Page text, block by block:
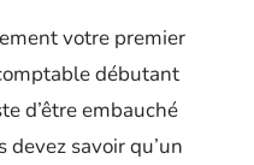
votre premier
débutant
d’être embauché
savoir qu’un